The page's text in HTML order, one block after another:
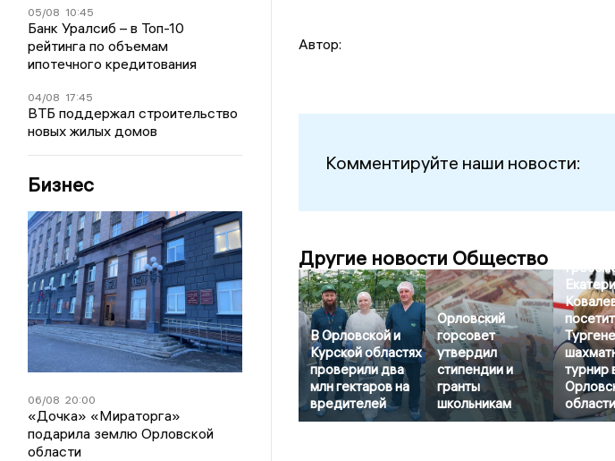
05/08 10:45
Банк Уралсиб – в Топ-10
рейтинга по объемам
ипотечного кредитования
04/08 17:45
ВТБ поддержал строительство
новых жилых домов
Бизнес
06/08 20:00
«Дочка» «Мираторга»
подарила землю Орловской
области
Автор:
Комментируйте наши новости:
Другие новости Общество
В Орловской и
Курской областях
проверили два
млн гектаров на
вредителей
Орловский
горсовет
утвердил
стипендии и
гранты
школьникам
посетит
турнир
области